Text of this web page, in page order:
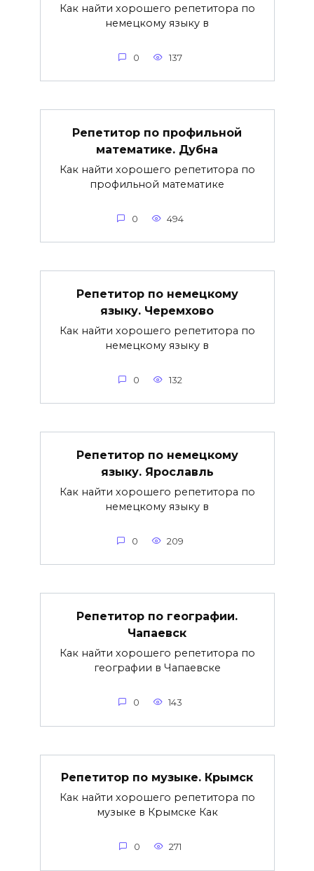
Как найти хорошего репетитора по
немецкому языку в
0 137
Репетитор по профильной
математике. Дубна
Как найти хорошего репетитора по
профильной математике
0 494
Репетитор по немецкому
языку. Черемхово
Как найти хорошего репетитора по
немецкому языку в
0 132
Репетитор по немецкому
языку. Ярославль
Как найти хорошего репетитора по
немецкому языку в
0 209
Репетитор по географии.
Чапаевск
Как найти хорошего репетитора по
географии в Чапаевске
0 143
Репетитор по музыке. Крымск
Как найти хорошего репетитора по
музыке в Крымске Как
0 271